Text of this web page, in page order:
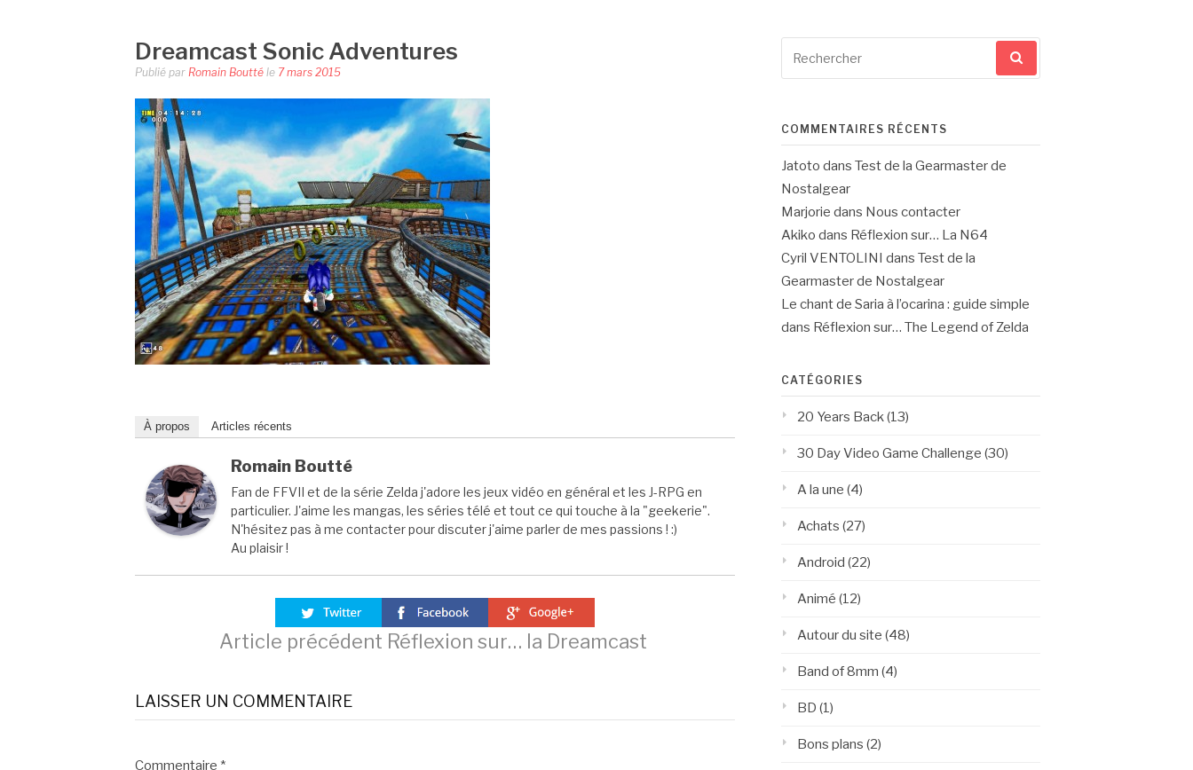
Dreamcast Sonic Adventures
Publié par Romain Boutté le 7 mars 2015
À propos Articles récents
Romain Boutté
Fan de FFVII et de la série Zelda j'adore les jeux vidéo en général et les J-RPG en
particulier. J'aime les mangas, les séries télé et tout ce qui touche à la "geekerie".
N'hésitez pas à me contacter pour discuter j'aime parler de mes passions ! :)
Au plaisir !
la
Article précédent Réflexion sur… la Dreamcast
LAISSER UN COMMENTAIRE
Commentaire *
pour
COMMENTAIRES RÉCENTS
Jatoto dans Test de la Gearmaster de
Nostalgear
Marjorie dans Nous contacter
Akiko dans Réflexion sur… La N64
Cyril VENTOLINI dans Test de la
Gearmaster de Nostalgear
Le chant de Saria à l’ocarina : guide simple
dans Réflexion sur… The Legend of Zelda
CATÉGORIES
20 Years Back (13)
30 Day Video Game Challenge (30)
A la une (4)
Achats (27)
Android (22)
Animé (12)
Autour du site (48)
Band of 8mm (4)
BD (1)
Bons plans (2)